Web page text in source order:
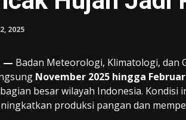
2025
— Badan Meteorologi, Klimatologi, dan
November 2025 hingga
besar wilayah Indonesia.
produksi pangan dan